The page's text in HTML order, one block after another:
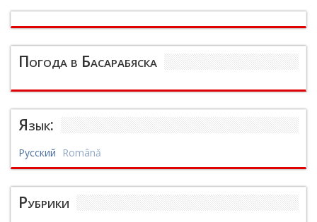
Погода в Басарабяска
Язык:
Русский Română
Рубрики